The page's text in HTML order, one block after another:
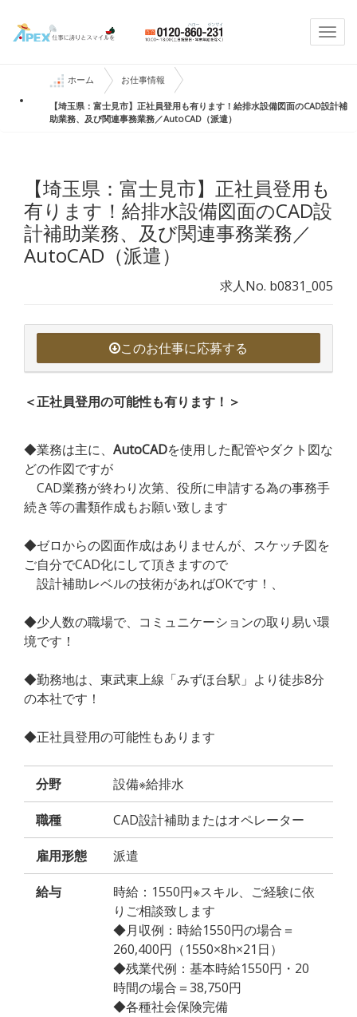
ホーム お仕事情報
【埼玉県：富士見市】正社員登用も有ります！給排水設備図面のCAD設計補
助業務、及び関連事務業務／AutoCAD（派遣）
【埼玉県：富士見市】正社員登用も
有ります！給排水設備図面のCAD設
計補助業務、及び関連事務業務／
AutoCAD（派遣）
求人No. b0831_005
このお仕事に応募する
＜正社員登用の可能性も有ります！＞
◆業務は主に、 AutoCADを使用した配管やダクト図な
どの作図ですが
CAD業務が終わり次第、役所に申請する為の事務手
続き等の書類作成もお願い致します
◆ゼロからの図面作成はありませんが、スケッチ図を
ご自分でCAD化にして頂きますので
設計補助レベルの技術があればOKです！、
◆少人数の職場で、コミュニケーションの取り易い環
境です！
◆勤務地は、東武東上線「みずほ台駅」より徒歩8分
の本社です！
◆正社員登用の可能性もあります
分野 設備※給排水
職種 CAD設計補助またはオペレーター
雇用形態 派遣
給与
時給：1550円※スキル、ご経験に依
りご相談致します
◆月収例：時給1550円の場合＝
260,400円（1550×8h×21日）
◆残業代例：基本時給1550円・20
時間の場合＝38,750円
◆各種社会保険完備